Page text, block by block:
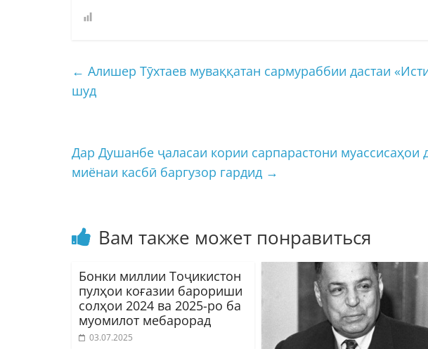
← Алишер Тӯхтаев муваққатан сармураббии дастаи
шуд
Дар Душанбе ҷаласаи кории сарпарастони муассисаҳои
миёнаи касбӣ баргузор гардид →
Вам также может понравиться
Бонки миллии Тоҷикистон
пулҳои коғазии барориши
солҳои 2024 ва 2025-ро ба
муомилот мебарорад
03.07.2025